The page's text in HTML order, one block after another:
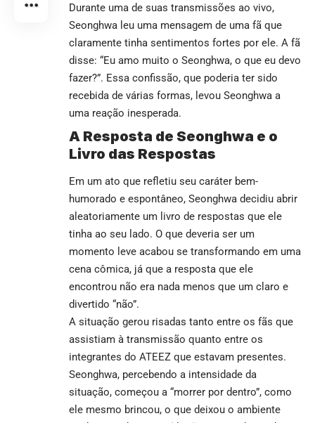
Durante uma de suas transmissões ao vivo,
Seonghwa leu uma mensagem de uma fã que
claramente tinha sentimentos fortes por ele. A fã
disse: “Eu amo muito o Seonghwa, o que eu devo
fazer?”. Essa confissão, que poderia ter sido
recebida de várias formas, levou Seonghwa a
uma reação inesperada.
A Resposta de Seonghwa e o
Livro das Respostas
Em um ato que refletiu seu caráter bem-
humorado e espontâneo, Seonghwa decidiu abrir
aleatoriamente um livro de respostas que ele
tinha ao seu lado. O que deveria ser um
momento leve acabou se transformando em uma
cena cômica, já que a resposta que ele
encontrou não era nada menos que um claro e
divertido “não”.
A situação gerou risadas tanto entre os fãs que
assistiam à transmissão quanto entre os
integrantes do ATEEZ que estavam presentes.
Seonghwa, percebendo a intensidade da
situação, começou a “morrer por dentro”, como
ele mesmo brincou, o que deixou o ambiente